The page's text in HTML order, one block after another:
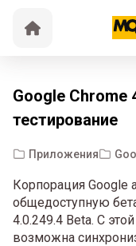
Google Chrome
тестирование
Приложения
Корпорация Google
общедоступную
4.0.249.4 Beta. С
возможна